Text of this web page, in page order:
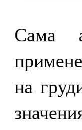
Сама
на